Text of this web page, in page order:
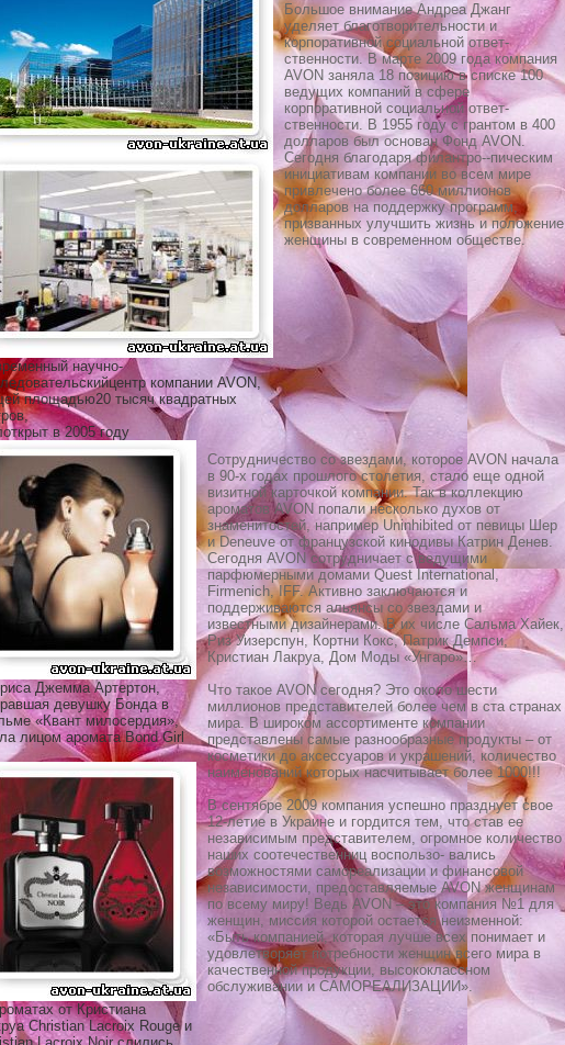
научно-
компании AVON,
площадью20 тысяч квадратных
в 2005 году
Большое внимание Андреа Джанг
уделяет благотворительности и
корпоративной социальной ответ-
ственности. В марте 2009 года компания
AVON заняла 18 позицию в списке 100
ведущих компаний в сфере
корпоративной социальной ответ-
ственности. В 1955 году с грантом в 400
долларов был основан Фонд AVON.
Сегодня благодаря филантро--пическим
инициативам компании во всем мире
привлечено более 660 миллионов
долларов на поддержку программ,
призванных улучшить жизнь и положение
женщины в современном обществе.
Джемма Артертон,
девушку Бонда в
«Квант милосердия»,
лицом ароматa Bond Girl
от Кристиана
Christian Lacroix Rouge и
Сотрудничество со звездами, которое AVON начала
в 90-х годах прошлого столетия, стало еще одной
визитной карточкой компании. Так в коллекцию
ароматов AVON попали несколько духов от
знаменитостей, например Uninhibited от певицы Шер
и Deneuve от французской кинодивы Катрин Денев.
Сегодня AVON сотрудничает с ведущими
парфюмерными домами Quest International,
Firmenich, IFF. Активно заключаются и
поддерживаются альянсы со звездами и
известными дизайнерами. В их числе Сальма Хайек,
Риз Уизерспун, Кортни Кокс, Патрик Демпси,
Кристиан Лакруа, Дом Моды «Унгаро»…
Что такое AVON сегодня? Это около шести
миллионов представителей более чем в ста странах
мира. В широком ассортименте компании
представлены самые разнообразные продукты – от
косметики до аксессуаров и украшений, количество
наименований которых насчитывает более 1000!!!
В сентябре 2009 компания успешно празднует свое
12-летие в Украине и гордится тем, что став ее
независимым представителем, огромное количество
наших соотечественниц воспользо- вались
возможностями самореализации и финансовой
независимости, предоставляемые AVON женщинам
по всему миру! Ведь AVON – это компания №1 для
женщин, миссия которой остается неизменной:
«Быть компанией, которая лучше всех понимает и
удовлетворяет потребности женщин всего мира в
качественной продукции, высококлассном
обслуживании и САМОРЕАЛИЗАЦИИ».